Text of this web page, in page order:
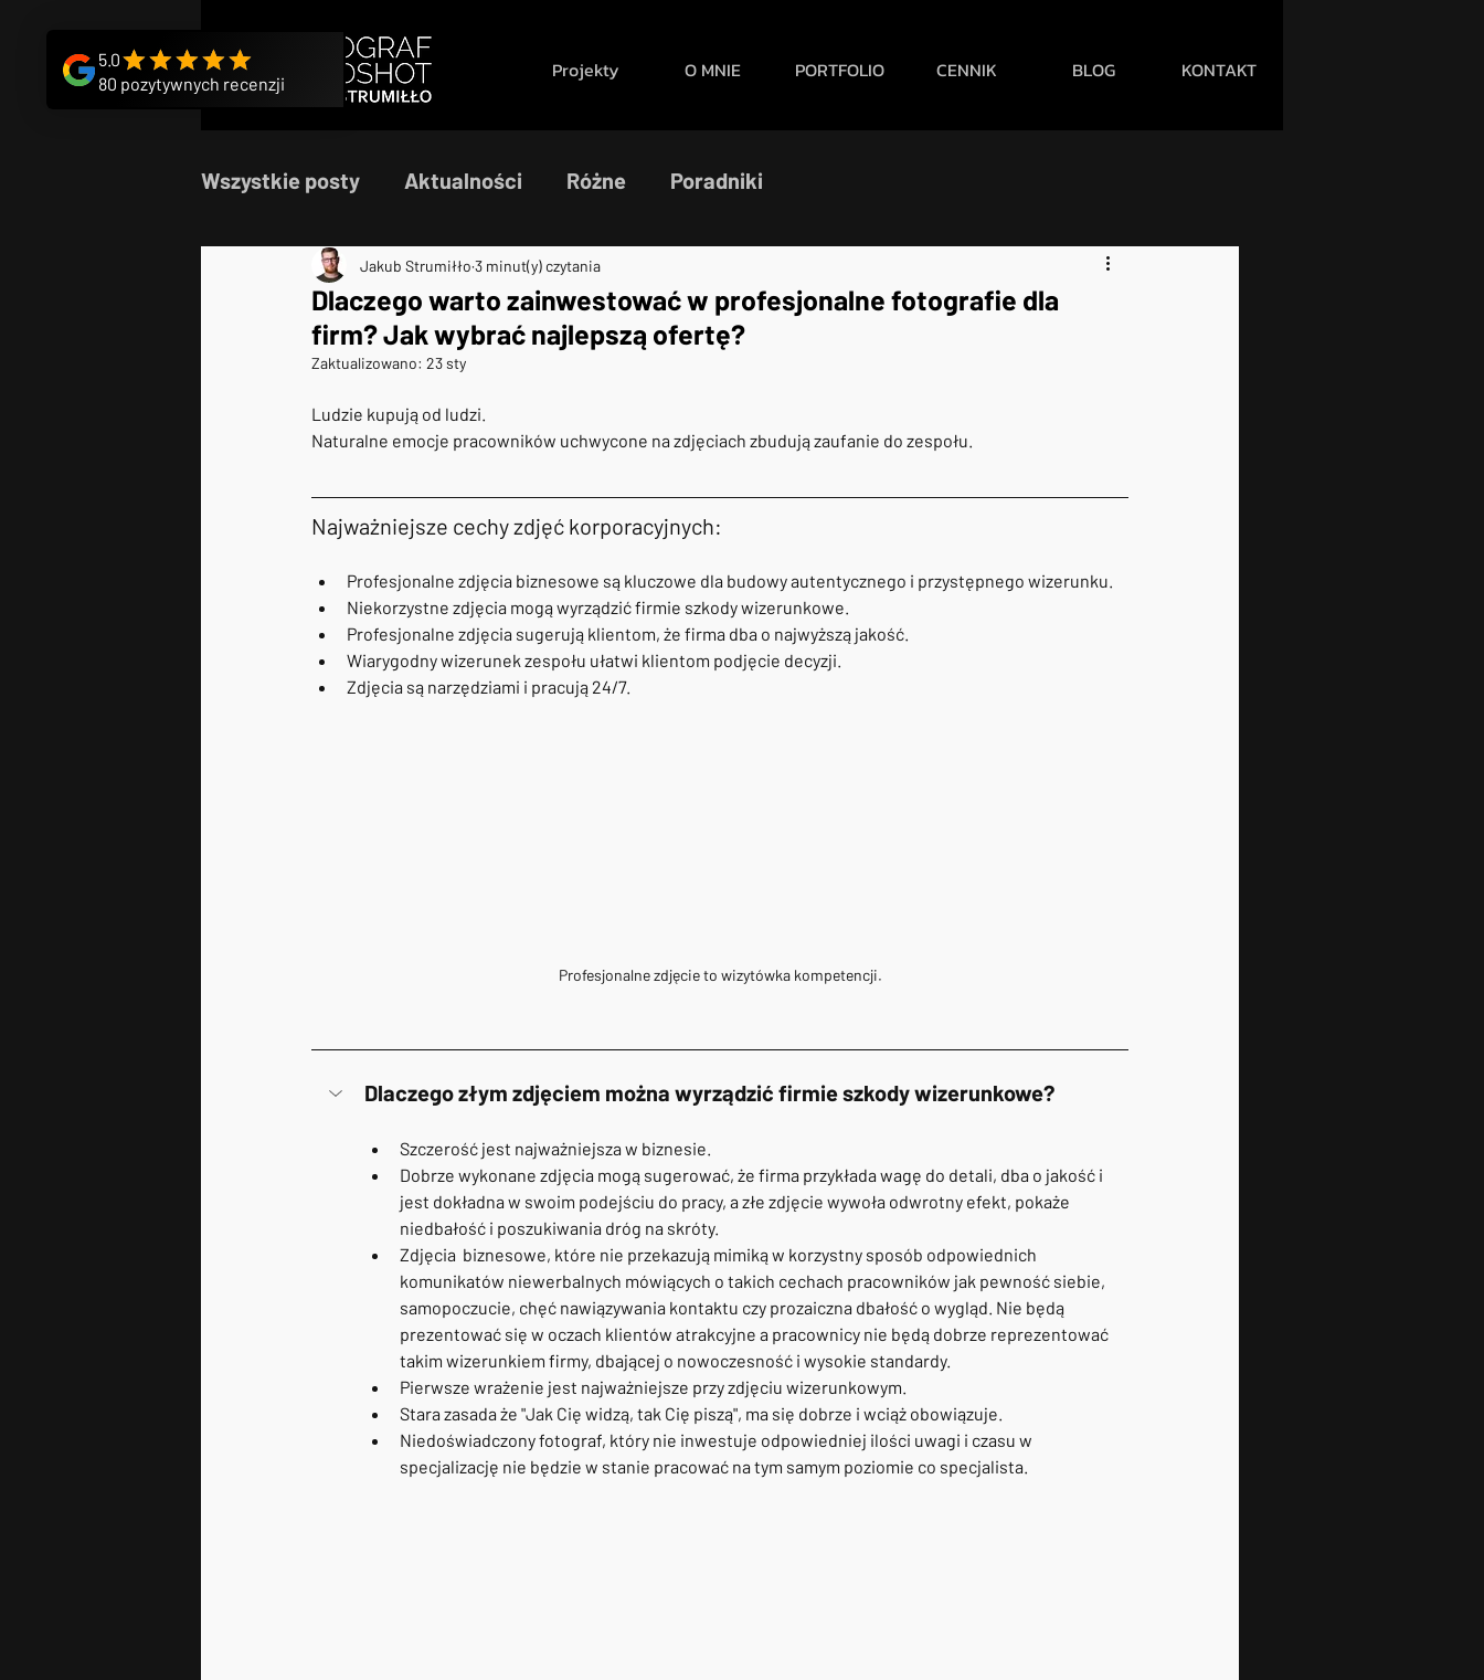
Projekty O MNIE PORTFOLIO CENNIK BLOG KONTAKT
Wszystkie posty Aktualności Różne Poradniki
Dlaczego warto zainwestować w profesjonalne fotografie dla
firm? Jak wybrać najlepszą ofertę?
Jakub Strumiłło 3 minut(y) czytania
Zaktualizowano: 23 sty
Ludzie kupują od ludzi.
Naturalne emocje pracowników uchwycone na zdjęciach zbudują zaufanie do zespołu.
Najważniejsze cechy zdjęć korporacyjnych:
Profesjonalne zdjęcia biznesowe są kluczowe dla budowy autentycznego i przystępnego wizerunku.
Niekorzystne zdjęcia mogą wyrządzić firmie szkody wizerunkowe.
Profesjonalne zdjęcia sugerują klientom, że firma dba o najwyższą jakość.
Wiarygodny wizerunek zespołu ułatwi klientom podjęcie decyzji.
Zdjęcia są narzędziami i pracują 24/7.
Profesjonalne zdjęcie to wizytówka kompetencji.
Dlaczego złym zdjęciem można wyrządzić firmie szkody wizerunkowe?
Szczerość jest najważniejsza w biznesie.
Dobrze wykonane zdjęcia mogą sugerować, że firma przykłada wagę do detali, dba o jakość i
jest dokładna w swoim podejściu do pracy, a złe zdjęcie wywoła odwrotny efekt, pokaże
niedbałość i poszukiwania dróg na skróty.
Zdjęcia  biznesowe, które nie przekazują mimiką w korzystny sposób odpowiednich
komunikatów niewerbalnych mówiących o takich cechach pracowników jak pewność siebie,
samopoczucie, chęć nawiązywania kontaktu czy prozaiczna dbałość o wygląd. Nie będą
prezentować się w oczach klientów atrakcyjne a pracownicy nie będą dobrze reprezentować
takim wizerunkiem firmy, dbającej o nowoczesność i wysokie standardy.
Pierwsze wrażenie jest najważniejsze przy zdjęciu wizerunkowym.
Stara zasada że "Jak Cię widzą, tak Cię piszą", ma się dobrze i wciąż obowiązuje.
Niedoświadczony fotograf, który nie inwestuje odpowiedniej ilości uwagi i czasu w
specjalizację nie będzie w stanie pracować na tym samym poziomie co specjalista.